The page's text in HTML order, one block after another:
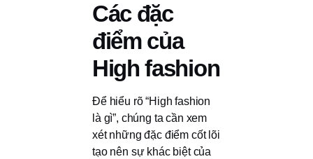
Các đặc
điểm của
High fashion
Để hiểu rõ “High fashion
là gì”, chúng ta cần xem
xét những đặc điểm cốt lõi
tạo nên sự khác biệt của